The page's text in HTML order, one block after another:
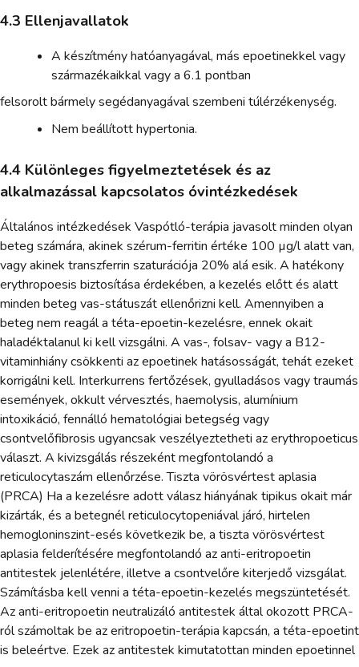
4.3 Ellenjavallatok
A készítmény hatóanyagával, más epoetinekkel vagy
származékaikkal vagy a 6.1 pontban
felsorolt bármely segédanyagával szembeni túlérzékenység.
Nem beállított hypertonia.
4.4 Különleges figyelmeztetések és az
alkalmazással kapcsolatos óvintézkedések
Általános intézkedések Vaspótló-terápia javasolt minden olyan
beteg számára, akinek szérum-ferritin értéke 100 µg/l alatt van,
vagy akinek transzferrin szaturációja 20% alá esik. A hatékony
erythropoesis biztosítása érdekében, a kezelés előtt és alatt
minden beteg vas-státuszát ellenőrizni kell. Amennyiben a
beteg nem reagál a téta-epoetin-kezelésre, ennek okait
haladéktalanul ki kell vizsgálni. A vas-, folsav- vagy a B12-
vitaminhiány csökkenti az epoetinek hatásosságát, tehát ezeket
korrigálni kell. Interkurrens fertőzések, gyulladásos vagy traumás
események, okkult vérvesztés, haemolysis, alumínium
intoxikáció, fennálló hematológiai betegség vagy
csontvelőfibrosis ugyancsak veszélyeztetheti az erythropoeticus
választ. A kivizsgálás részeként megfontolandó a
reticulocytaszám ellenőrzése. Tiszta vörösvértest aplasia
(PRCA) Ha a kezelésre adott válasz hiányának tipikus okait már
kizárták, és a betegnél reticulocytopeniával járó, hirtelen
hemogloninszint-esés következik be, a tiszta vörösvértest
aplasia felderítésére megfontolandó az anti-eritropoetin
antitestek jelenlétére, illetve a csontvelőre kiterjedő vizsgálat.
Számításba kell venni a téta-epoetin-kezelés megszüntetését.
Az anti-eritropoetin neutralizáló antitestek által okozott PRCA-
ról számoltak be az eritropoetin-terápia kapcsán, a téta-epoetint
is beleértve. Ezek az antitestek kimutatottan minden epoetinnel